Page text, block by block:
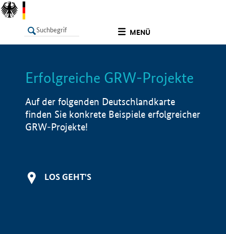
MENÜ
LISTE Info
Erfolgreiche GRW-Projekte
Auf der folgenden Deutschlandkarte
finden Sie konkrete Beispiele erfolgreicher
GRW-Projekte!
LOS GEHT'S